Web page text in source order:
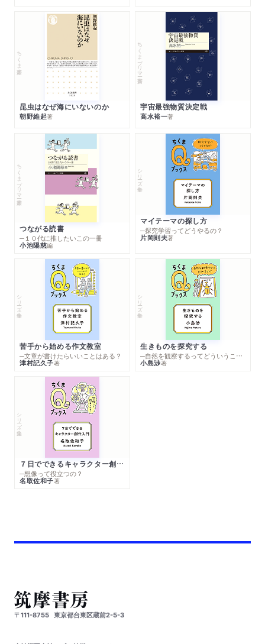
ちくま新書
昆虫はなぜ海にいないのか
朝野維起著
ちくまプリマー新書
宇宙最強物質決定戦
高水裕一著
ちくまプリマー新書
つながる読書
─１０代に推したいこの一冊
小池陽慈編
シリーズ・全集
マイテーマの探し方
─探究学習ってどうやるの？
片岡則夫著
シリーズ・全集
苦手から始める作文教室
─文章が書けたらいいことはある？
津村記久子著
シリーズ・全集
生きものを探究する
─自然を観察するってどういうこと？
小島渉著
シリーズ・全集
７日でできるキャラクター創作入門
─想像って役立つの？
名取佐和子著
〒111-8755 東京都台東区蔵前2-5-3